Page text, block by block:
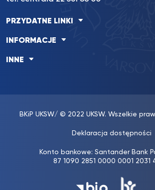
PRZYDATNE LINKI
INFORMACJE
INNE
BKiP UKSW/ © 2022 UKSW. Wszelkie
Deklaracja dostępności
Konto bankowe: Santander Bank
87 1090 2851 0000 0001 2031